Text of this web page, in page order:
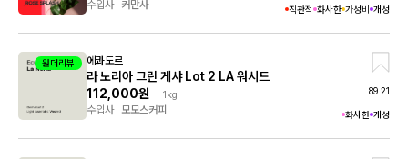
수입사 커만사 직관적 화사한 가성비 개성
원더리뷰 에콰도르
라 노리아 그린 게샤 Lot 2 LA 워시드
112,000원
1kg
수입사 모모스커피
89.21
화사한 개성